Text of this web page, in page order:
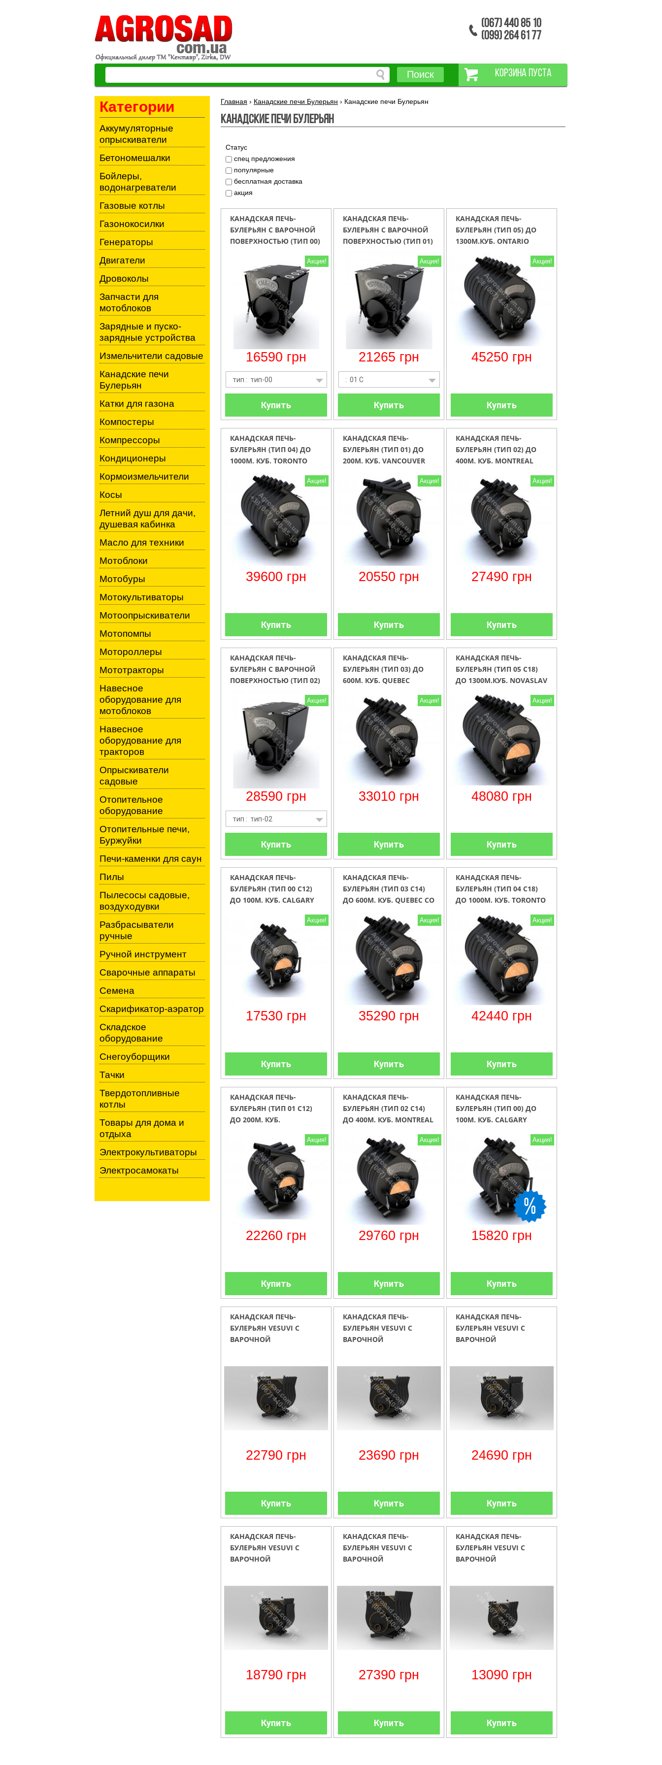
(067) 440 85 10
(099) 264 61 77
Поиск КОРЗИНА ПУСТА
Главная › Канадские печи Булерьян › Канадские печи Булерьян
Канадские печи Булерьян
Статус
спец предложения
популярные
бесплатная доставка
акция
КАНАДСКАЯ ПЕЧЬ-
БУЛЕРЬЯН С ВАРОЧНОЙ
ПОВЕРХНОСТЬЮ (ТИП 00)
Акция!
16590 грн
тип : тип-00
Купить
КАНАДСКАЯ ПЕЧЬ-
БУЛЕРЬЯН С ВАРОЧНОЙ
ПОВЕРХНОСТЬЮ (ТИП 01)
Акция!
21265 грн
: 01 C
Купить
КАНАДСКАЯ ПЕЧЬ-
БУЛЕРЬЯН (ТИП 05) ДО
1300М.КУБ. ONTARIO
Акция!
45250 грн
Купить
КАНАДСКАЯ ПЕЧЬ-
БУЛЕРЬЯН (ТИП 04) ДО
1000М. КУБ. TORONTO
Акция!
39600 грн
Купить
КАНАДСКАЯ ПЕЧЬ-
БУЛЕРЬЯН (ТИП 01) ДО
200М. КУБ. VANCOUVER
Акция!
20550 грн
Купить
КАНАДСКАЯ ПЕЧЬ-
БУЛЕРЬЯН (ТИП 02) ДО
400М. КУБ. MONTREAL
Акция!
27490 грн
Купить
КАНАДСКАЯ ПЕЧЬ-
БУЛЕРЬЯН С ВАРОЧНОЙ
ПОВЕРХНОСТЬЮ (ТИП 02)
Акция!
28590 грн
тип : тип-02
Купить
КАНАДСКАЯ ПЕЧЬ-
БУЛЕРЬЯН (ТИП 03) ДО
600М. КУБ. QUEBEC
Акция!
33010 грн
Купить
КАНАДСКАЯ ПЕЧЬ-
БУЛЕРЬЯН (ТИП 05 С18)
ДО 1300М.КУБ. NOVASLAV
ONTARIO СО СМОТРОВЫМ
ОКНОМ (СТЕКЛО
360ХR180)
Акция!
48080 грн
Купить
КАНАДСКАЯ ПЕЧЬ-
БУЛЕРЬЯН (ТИП 00 С12)
ДО 100М. КУБ. CALGARY
(СТЕКЛО 240ХR120)
Акция!
17530 грн
Купить
КАНАДСКАЯ ПЕЧЬ-
БУЛЕРЬЯН (ТИП 03 С14)
ДО 600М. КУБ. QUEBEC СО
(СТЕКЛО 280ХR140)
Акция!
35290 грн
Купить
КАНАДСКАЯ ПЕЧЬ-
БУЛЕРЬЯН (ТИП 04 C18)
ДО 1000М. КУБ. TORONTO
(СТЕКЛО 360ХR180)
Акция!
42440 грн
Купить
КАНАДСКАЯ ПЕЧЬ-
БУЛЕРЬЯН (ТИП 01 С12)
ДО 200М. КУБ.
СМОТРОВЫМ ОКНОМ
(СТЕКЛО 240ХR120)
Акция!
22260 грн
Купить
КАНАДСКАЯ ПЕЧЬ-
БУЛЕРЬЯН (ТИП 02 С14)
ДО 400М. КУБ. MONTREAL
(СТЕКЛО 280ХR140)
Акция!
29760 грн
Купить
КАНАДСКАЯ ПЕЧЬ-
БУЛЕРЬЯН (ТИП 00) ДО
100М. КУБ. CALGARY
Акция!
15820 грн
Купить
КАНАДСКАЯ ПЕЧЬ-
БУЛЕРЬЯН VESUVI С
ВАРОЧНОЙ
22790 грн
Купить
КАНАДСКАЯ ПЕЧЬ-
БУЛЕРЬЯН VESUVI С
ВАРОЧНОЙ
23690 грн
Купить
КАНАДСКАЯ ПЕЧЬ-
БУЛЕРЬЯН VESUVI С
ВАРОЧНОЙ
СТЕКЛОМ+ПЕРФОРАЦИЯ
24690 грн
Купить
КАНАДСКАЯ ПЕЧЬ-
БУЛЕРЬЯН VESUVI С
ВАРОЧНОЙ
18790 грн
Купить
КАНАДСКАЯ ПЕЧЬ-
БУЛЕРЬЯН VESUVI С
ВАРОЧНОЙ
27390 грн
Купить
КАНАДСКАЯ ПЕЧЬ-
БУЛЕРЬЯН VESUVI С
ВАРОЧНОЙ
13090 грн
Купить
Категории
Аккумуляторные
опрыскиватели
Бетономешалки
Бойлеры,
водонагреватели
Газовые котлы
Газонокосилки
Генераторы
Двигатели
Дровоколы
Запчасти для
мотоблоков
Зарядные и пуско-
зарядные устройства
Измельчители садовые
Канадские печи
Булерьян
Катки для газона
Компостеры
Компрессоры
Кондиционеры
Кормоизмельчители
Косы
Летний душ для дачи,
душевая кабинка
Масло для техники
Мотоблоки
Мотобуры
Мотокультиваторы
Мотоопрыскиватели
Мотопомпы
Мотороллеры
Мототракторы
Навесное
оборудование для
мотоблоков
Навесное
оборудование для
тракторов
Опрыскиватели
садовые
Отопительное
оборудование
Отопительные печи,
Буржуйки
Печи-каменки для саун
Пилы
Пылесосы садовые,
воздуходувки
Разбрасыватели
ручные
Ручной инструмент
Сварочные аппараты
Семена
Скарификатор-аэратор
Складское
оборудование
Снегоуборщики
Тачки
Твердотопливные
котлы
Товары для дома и
отдыха
Электрокультиваторы
Электросамокаты